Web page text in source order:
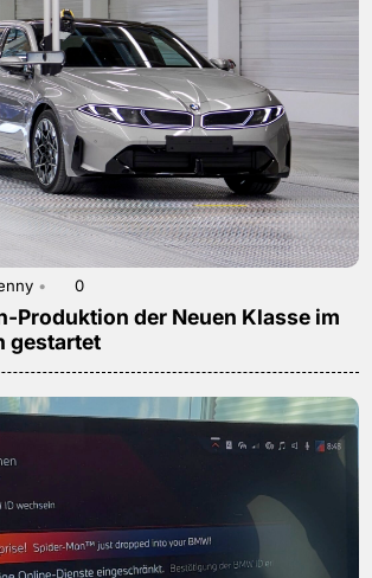
• 0
Produktion der Neuen Klasse im
gestartet